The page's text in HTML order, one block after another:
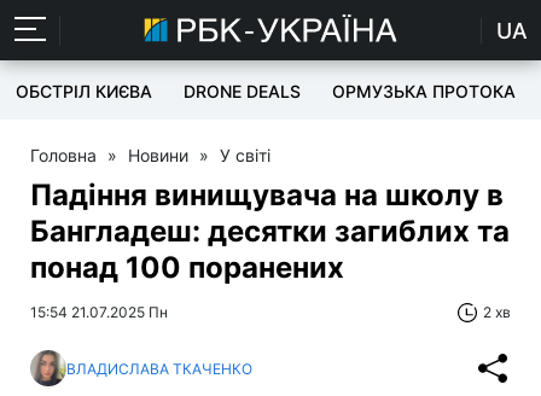
UA
ОБСТРІЛ КИЄВА DRONE DEALS ОРМУЗЬКА ПРОТОКА
Головна » Новини » У світі
Падіння винищувача на школу в
Бангладеш: десятки загиблих та
понад 100 поранених
15:54 21.07.2025 Пн 2 хв
ВЛАДИСЛАВА ТКАЧЕНКО